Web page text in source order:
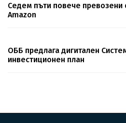
Седем пъти повече превозени
Amazon
ОББ предлага дигитален
инвестиционен план